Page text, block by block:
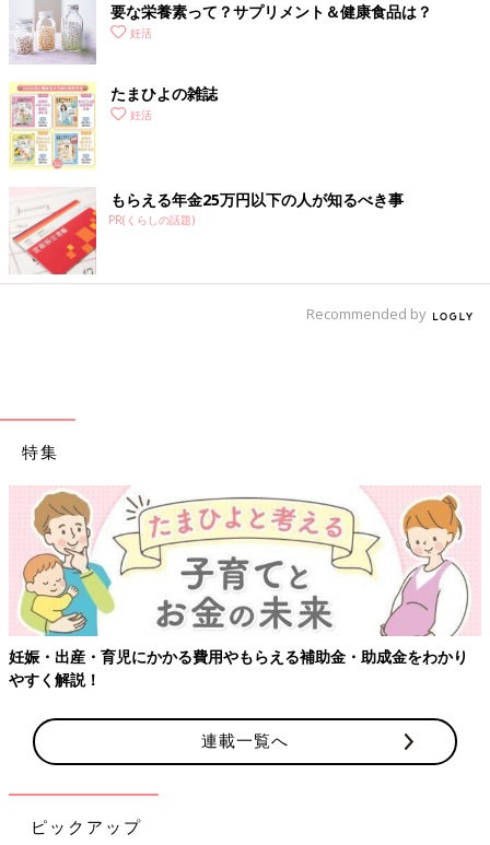
要な栄養素って？サプリメント＆健康食品は？
妊活
たまひよの雑誌
妊活
もらえる年金25万円以下の人が知るべき事
PR(くらしの話題)
Recommended by
特集
妊娠・出産・育児にかかる費用やもらえる補助金・助成金をわかり
やすく解説！
連載一覧へ
ピックアップ